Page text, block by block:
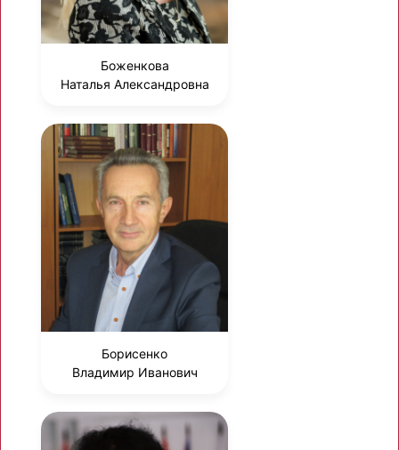
Боженкова
Наталья Александровна
Борисенко
Владимир Иванович